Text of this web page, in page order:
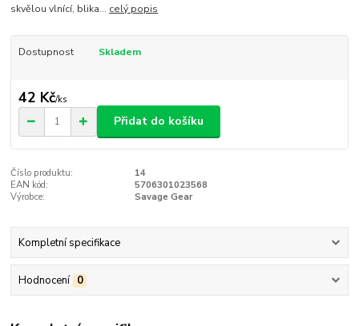
skvělou vlnící, blika... celý popis
Dostupnost Skladem
42 Kč/ks
Přidat do košíku
Číslo produktu:
14
EAN kód:
5706301023568
Výrobce:
Savage Gear
Kompletní specifikace
Hodnocení 0